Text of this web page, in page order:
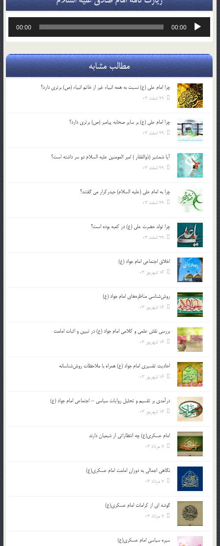
پخش‌کننده
00:00
00:00
مطالب مشابه
چرا امام علی (ع) نسبت به همه انبیاء غیر از خاتم انبیاء (ص) برتری دارد؟
29 اسفند 03
چرا امام علی (ع) بر سایر صحابه پیامبر (ص) برتری دارد؟
29 اسفند 03
آیا شمشیر (ذوالفقار ) امیر المومنین علیه السلام دو سر داشته است؟
29 اسفند 03
چرا به امام علی (علیه السلام) حیدرکرار می گفتند؟
29 اسفند 03
چرا تولد حضرت علی (ع) در کعبه بوده است؟
29 اسفند 03
اخلاق اجتماعی امام جواد (ع)
16 شهریور 03
روش‌شناسی مناظره‌های امام جواد (ع)
16 شهریور 03
بررسی نقش علمی و کلامی امام جواد (ع) در تبیین و اثبات امامت
16 شهریور 03
احادیث تفسیری امام جواد (ع) همراه با ملاحظات روش‌شناسانه
16 شهریور 03
درآمدی بر تقسیم و تحلیل روایات سیاسی – اجتماعی امام جواد (ع)
16 شهریور 03
امام عسکری(ع) چه انتظاراتی از شیعیان دارند
7 مرداد 03
نگاهی اجمالی به دوران امامت امام عسکری(ع)
7 مرداد 03
گوشه ای از کرامات امام عسکری(ع)
7 مرداد 03
سیره سیاسی امام عسکری(ع)